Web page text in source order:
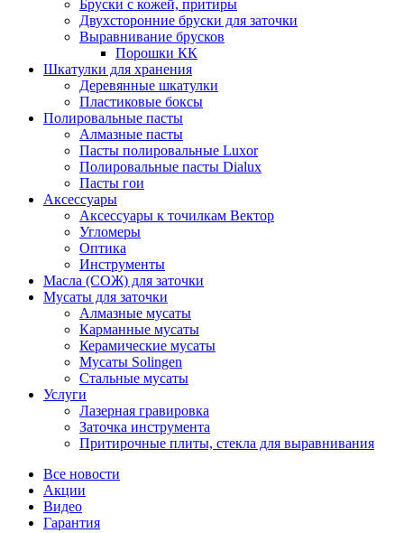
Бруски с кожей, притиры
Двухсторонние бруски для заточки
Выравнивание брусков
Порошки КК
Шкатулки для хранения
Деревянные шкатулки
Пластиковые боксы
Полировальные пасты
Алмазные пасты
Пасты полировальные Luxor
Полировальные пасты Dialux
Пасты гои
Аксессуары
Аксессуары к точилкам Вектор
Угломеры
Оптика
Инструменты
Масла (СОЖ) для заточки
Мусаты для заточки
Алмазные мусаты
Карманные мусаты
Керамические мусаты
Мусаты Solingen
Стальные мусаты
Услуги
Лазерная гравировка
Заточка инструмента
Притирочные плиты, стекла для выравнивания
Все новости
Акции
Видео
Гарантия